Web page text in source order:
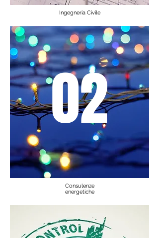
Ingegneria Civile
02
Consulenze
energetiche